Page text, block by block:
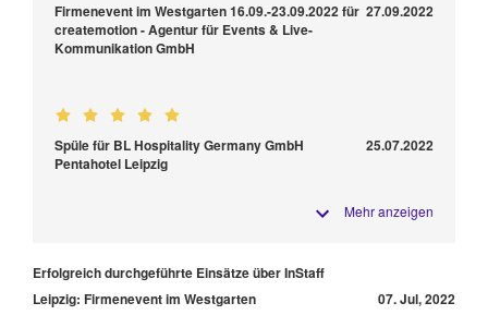
Firmenevent im Westgarten 16.09.-23.09.2022 für
createmotion - Agentur für Events & Live-
Kommunikation GmbH
27.09.2022
Spüle für BL Hospitality Germany GmbH
Pentahotel Leipzig
25.07.2022
Mehr anzeigen
Erfolgreich durchgeführte Einsätze über InStaff
Leipzig: Firmenevent im Westgarten
07. Jul, 2022